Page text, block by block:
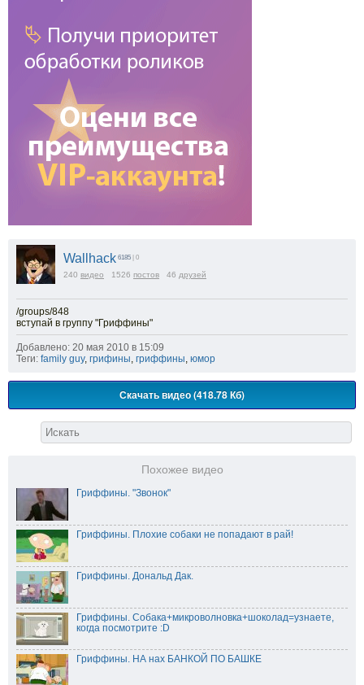
Wallhack 6185 | 0
240 видео 1526 постов 46 друзей
/groups/848
вступай в группу "Гриффины"
Добавлено: 20 мая 2010 в 15:09
Теги: family guy, грифины, гриффины, юмор
Скачать видео (418.78 Кб)
Похожее видео
Гриффины. "Звонок"
Гриффины. Плохие собаки не попадают в рай!
Гриффины. Дональд Дак.
Гриффины. Собака+микроволновка+шоколад=узнаете,
когда посмотрите :D
Гриффины. НА нах БАНКОЙ ПО БАШКЕ